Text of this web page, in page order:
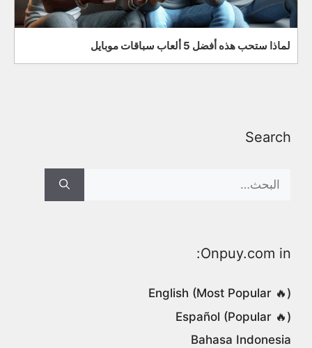
لماذا ستحب هذه أفضل 5 ألعاب سباقات موبايل
Search
Search
Onpuy.com in:
English (Most Popular 🔥)
Español (Popular 🔥)
Bahasa Indonesia